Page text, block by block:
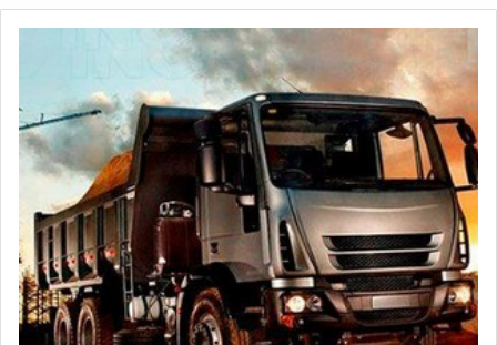
especializada na comercialização e instalação de
dispositivos que garantem a segurança durante o
processo de elevação de cargas. Esses equipamentos são
essenciais para evitar tombamentos e desequilíbrios em
caminhões basculantes, que são utilizados em diversas
atividades industriais e de construção civil. O inclinômetro
é um sensor que mede a inclinação do veículo em relação
ao solo, garantindo que as operações sejam realizadas
dentro dos limites seguros. Ao instalar um inclinômetro
em um caminhão basculante, a empresa assegura que a
inclinação seja monitorada em tempo real, reduzindo riscos
e aumentando a produtividade das operações.